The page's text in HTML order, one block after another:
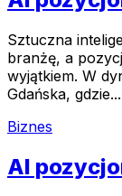
Sztuczna
branżę, a
wyjątkiem. W
Gdańska, gdzie...
Biznes
AI